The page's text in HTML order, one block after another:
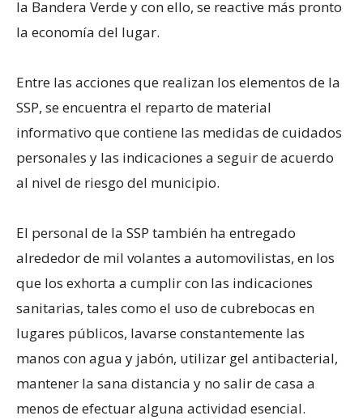
la Bandera Verde y con ello, se reactive más pronto
la economía del lugar.
Entre las acciones que realizan los elementos de la
SSP, se encuentra el reparto de material
informativo que contiene las medidas de cuidados
personales y las indicaciones a seguir de acuerdo
al nivel de riesgo del municipio.
El personal de la SSP también ha entregado
alrededor de mil volantes a automovilistas, en los
que los exhorta a cumplir con las indicaciones
sanitarias, tales como el uso de cubrebocas en
lugares públicos, lavarse constantemente las
manos con agua y jabón, utilizar gel antibacterial,
mantener la sana distancia y no salir de casa a
menos de efectuar alguna actividad esencial.